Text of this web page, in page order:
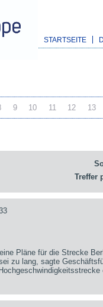
STARTSEITE
9 10 11 12 13
Treffer
Pläne für die Strecke
zu lang, sagte